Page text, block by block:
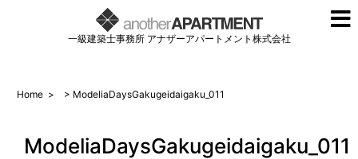
一級建築士事務所 アナザーアパートメント株式会社
Home > > ModeliaDaysGakugeidaigaku_011
ModeliaDaysGakugeidaigaku_011